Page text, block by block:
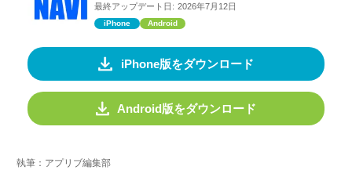
最終アップデート日: 2026年7月12日
iPhone Android
iPhone版をダウンロード
Android版をダウンロード
執筆：アプリブ編集部